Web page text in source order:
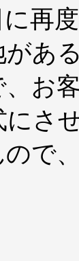
再
あ
お
さ
で